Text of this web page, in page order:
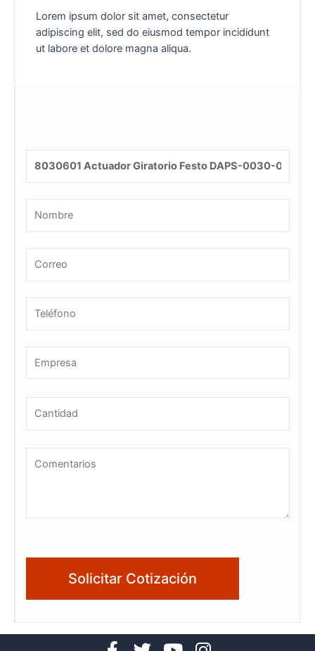
Lorem ipsum dolor sit amet, consectetur
adipiscing elit, sed do eiusmod tempor incididunt
ut labore et dolore magna aliqua.